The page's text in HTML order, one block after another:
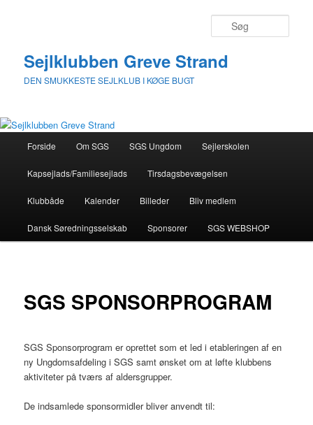
Sejlklubben Greve Strand
DEN SMUKKESTE SEJLKLUB I KØGE BUGT
Forside Om SGS SGS Ungdom Sejlerskolen
Kapsejlads/Familiesejlads Tirsdagsbevægelsen
Klubbåde Kalender Billeder Bliv medlem
Dansk Søredningsselskab Sponsorer SGS WEBSHOP
SGS SPONSORPROGRAM
SGS Sponsorprogram er oprettet som et led i etableringen af en
ny Ungdomsafdeling i SGS samt ønsket om at løfte klubbens
aktiviteter på tværs af aldersgrupper.
De indsamlede sponsormidler bliver anvendt til: